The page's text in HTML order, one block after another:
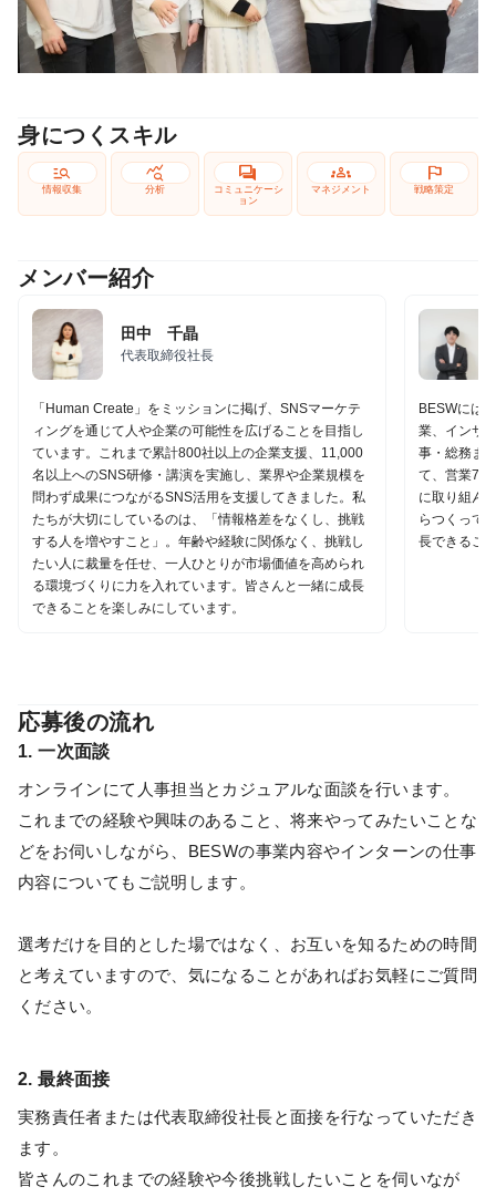
身につくスキル
manage_search
情報収集
query_stats
分析
forum
コミュニケーシ
ョン
groups
マネジメント
flag
戦略策定
メンバー紹介
田中 千晶
代表取締役社長
「Human Create」をミッションに掲げ、SNSマーケテ
ィングを通じて人や企業の可能性を広げることを目指し
ています。これまで累計800社以上の企業支援、11,000
名以上へのSNS研修・講演を実施し、業界や企業規模を
問わず成果につながるSNS活用を支援してきました。私
たちが大切にしているのは、「情報格差をなくし、挑戦
する人を増やすこと」。年齢や経験に関係なく、挑戦し
たい人に裁量を任せ、一人ひとりが市場価値を高められ
る環境づくりに力を入れています。皆さんと一緒に成長
できることを楽しみにしています。
BESWには
業、インサ
事・総務ま
て、営業7
に取り組ん
らつくって
長できるこ
応募後の流れ
1. 一次面談
オンラインにて人事担当とカジュアルな面談を行います。
これまでの経験や興味のあること、将来やってみたいことな
どをお伺いしながら、BESWの事業内容やインターンの仕事
内容についてもご説明します。
選考だけを目的とした場ではなく、お互いを知るための時間
と考えていますので、気になることがあればお気軽にご質問
ください。
2. 最終面接
実務責任者または代表取締役社長と面接を行なっていただき
ます。
皆さんのこれまでの経験や今後挑戦したいことを伺いなが